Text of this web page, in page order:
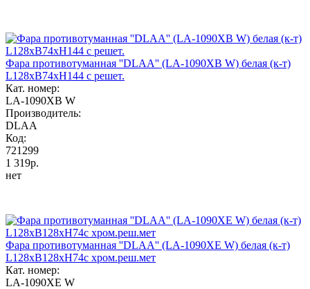
Фара противотуманная ''DLAA'' (LA-1090XB W) белая (к-т)
L128хB74хH144 с решет.
Кат. номер:
LA-1090XB W
Производитель:
DLAA
Код:
721299
1 319р.
нет
Фара противотуманная ''DLAA'' (LA-1090XE W) белая (к-т)
L128xB128xH74c хром.реш.мет
Кат. номер:
LA-1090XE W